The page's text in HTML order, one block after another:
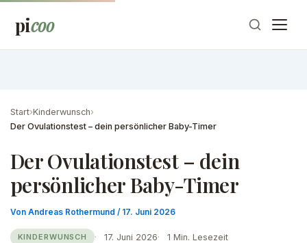
Inhalt
picoo
Start›Kinderwunsch›
Der Ovulationstest – dein persönlicher Baby-Timer
Der Ovulationstest – dein
persönlicher Baby-Timer
Von Andreas Rothermund / 17. Juni 2026
KINDERWUNSCH 17. Juni 2026 1 Min. Lesezeit